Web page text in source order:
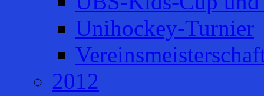
Unihockey-Turnier
2012